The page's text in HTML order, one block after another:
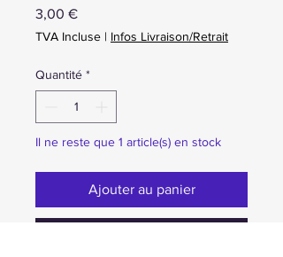
3,00 €Prix
TVA Incluse | Infos Livraison/Retrait
Quantité *
Il ne reste que 1 article(s) en stock
Ajouter au panier